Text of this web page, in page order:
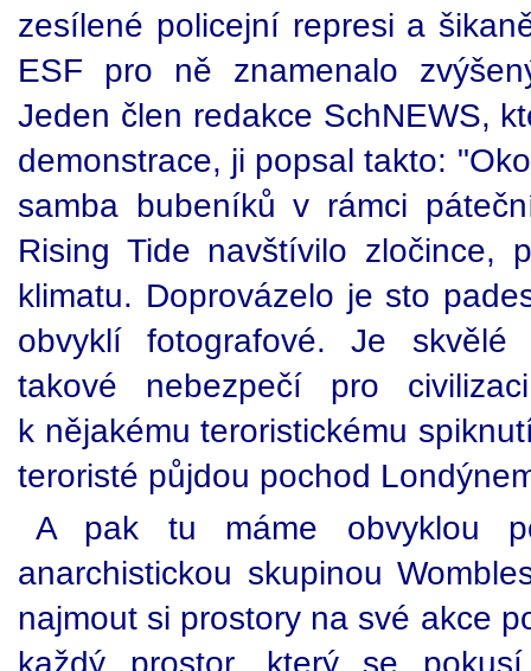
zesílené policejní represi a
ESF pro ně znamenalo
Jeden člen redakce SchNEWS,
demonstrace, ji popsal takto:
samba bubeníků v rámci
Rising Tide navštívilo zločince,
klimatu. Doprovázelo je sto
obvyklí fotografové. Je skvělé
takové nebezpečí pro
k nějakému teroristickému
teroristé půjdou pochod
A pak tu máme obvyklou
anarchistickou skupinou
najmout si prostory na své akce
každý prostor, který se